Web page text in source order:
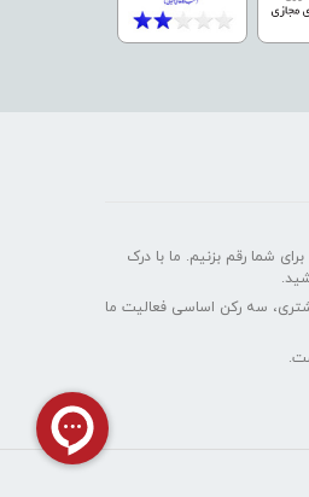
شما رقم بزنیم. ما با درک
سه رکن اساسی فعالیت ما